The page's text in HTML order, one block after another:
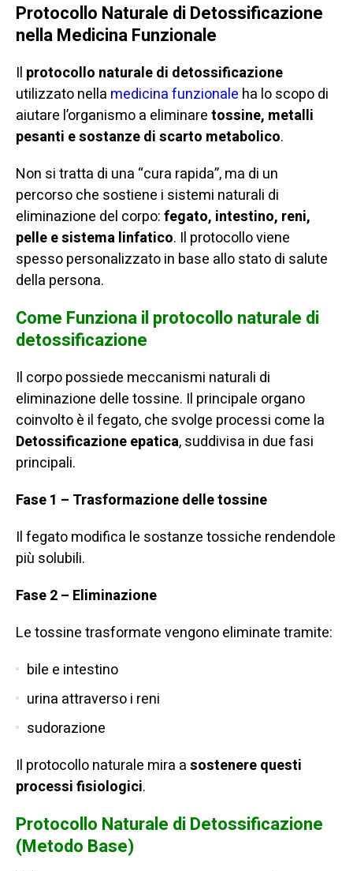
Protocollo Naturale di Detossificazione
nella Medicina Funzionale
Il protocollo naturale di detossificazione
utilizzato nella medicina funzionale ha lo scopo di
aiutare l’organismo a eliminaretossine, metalli
pesanti e sostanze di scarto metabolico.
Non si tratta di una “cura rapida”, ma di un
percorso che sostiene i sistemi naturali di
eliminazione del corpo:fegato, intestino, reni,
pelle e sistema linfatico. Il protocollo viene
spesso personalizzato in base allo stato di salute
della persona.
Come Funziona il protocollo naturale di
detossificazione
Il corpo possiede meccanismi naturali di
eliminazione delle tossine. Il principale organo
coinvolto è il fegato, che svolge processi come la
Detossificazione epatica, suddivisa in due fasi
principali.
Fase 1 – Trasformazione delle tossine
Il fegato modifica le sostanze tossiche rendendole
più solubili.
Fase 2 – Eliminazione
Le tossine trasformate vengono eliminate tramite:
bile e intestino
urina attraverso i reni
sudorazione
Il protocollo naturale mira asostenere questi
processi fisiologici.
Protocollo Naturale di Detossificazione
(Metodo Base)